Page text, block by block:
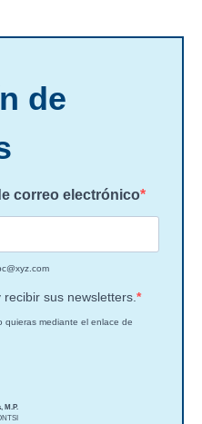
de
correo electrónico
sus newsletters.
quieras mediante el enlace de
M.P.